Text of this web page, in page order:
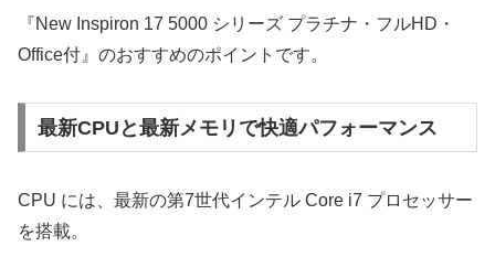
『New Inspiron 17 5000 シリーズ プラチナ・フルHD・
Office付』のおすすめのポイントです。
最新CPUと最新メモリで快適パフォーマンス
CPU には、最新の第7世代インテル Core i7 プロセッサー
を搭載。